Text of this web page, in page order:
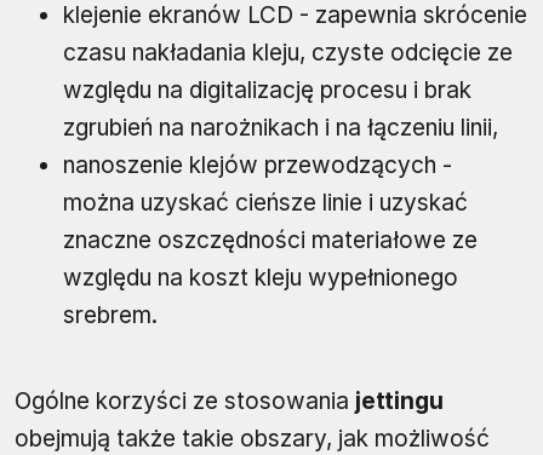
klejenie ekranów LCD - zapewnia skrócenie
czasu nakładania kleju, czyste odcięcie ze
względu na digitalizację procesu i brak
zgrubień na narożnikach i na łączeniu linii,
nanoszenie klejów przewodzących -
można uzyskać cieńsze linie i uzyskać
znaczne oszczędności materiałowe ze
względu na koszt kleju wypełnionego
srebrem.
Ogólne korzyści ze stosowania jettingu
obejmują także takie obszary, jak możliwość